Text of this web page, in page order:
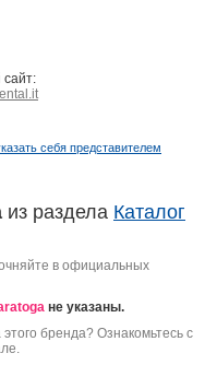
себя представителем
из раздела Каталог
в официальных
не указаны.
бренда? Ознакомьтесь с